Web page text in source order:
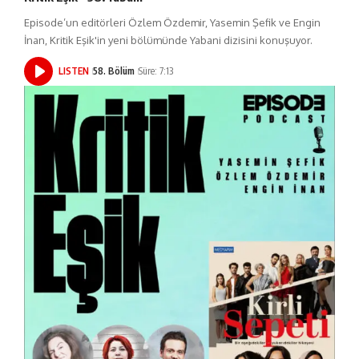
Episode’un editörleri Özlem Özdemir, Yasemin Şefik ve Engin
İnan, Kritik Eşik'in yeni bölümünde Yabani dizisini konuşuyor.
LISTEN 58. Bölüm Süre: 7:13